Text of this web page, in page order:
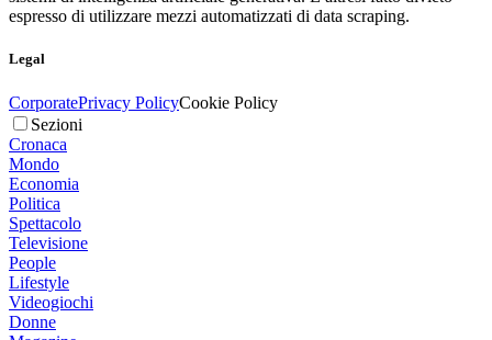
espresso di utilizzare mezzi automatizzati di data scraping.
Legal
CorporatePrivacy PolicyCookie Policy
Sezioni
Cronaca
Mondo
Economia
Politica
Spettacolo
Televisione
People
Lifestyle
Videogiochi
Donne